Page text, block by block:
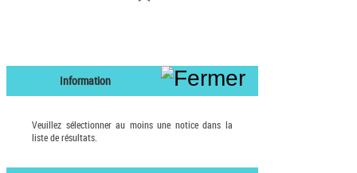
Information
Veuillez sélectionner au moins une notice dans la
liste de résultats.